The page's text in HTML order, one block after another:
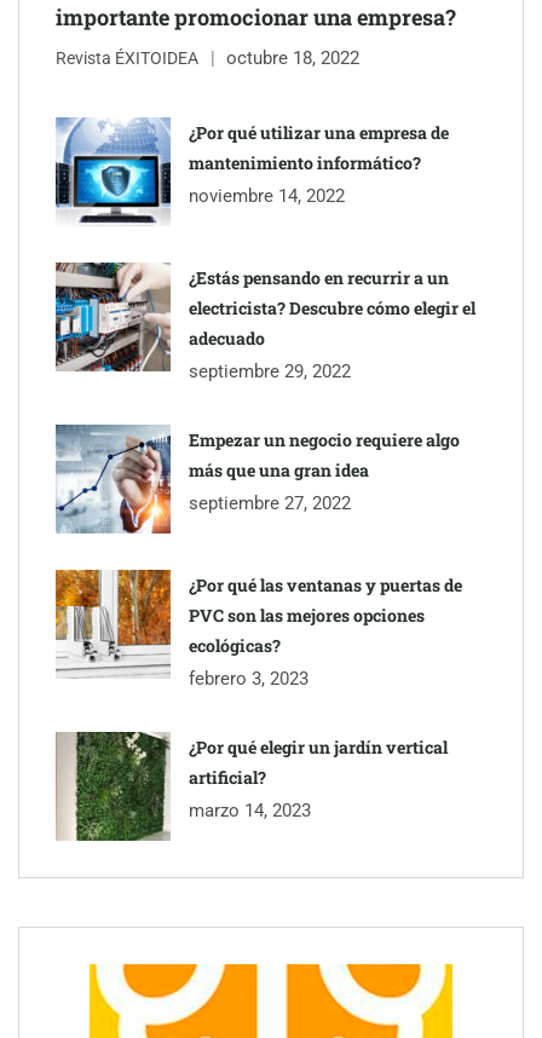
importante promocionar una empresa?
Revista ÉXITOIDEA octubre 18, 2022
¿Por qué utilizar una empresa de
mantenimiento informático?
noviembre 14, 2022
¿Estás pensando en recurrir a un
electricista? Descubre cómo elegir el
adecuado
septiembre 29, 2022
Empezar un negocio requiere algo
más que una gran idea
septiembre 27, 2022
¿Por qué las ventanas y puertas de
PVC son las mejores opciones
ecológicas?
febrero 3, 2023
¿Por qué elegir un jardín vertical
artificial?
marzo 14, 2023